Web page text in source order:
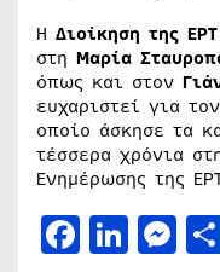
Η Διοίκηση της ΕΡΤ
στη Μαρία
όπως και στον
ευχαριστεί για
οποίο άσκησε τα
τέσσερα χρόνια
Ενημέρωσης της